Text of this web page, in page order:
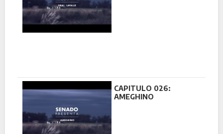
CAPITULO 026:
AMEGHINO